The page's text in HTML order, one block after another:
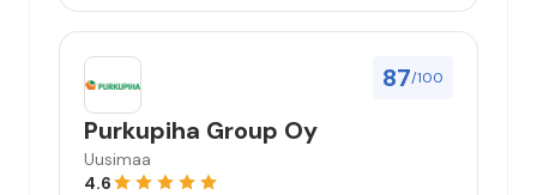
87/100
Purkupiha Group Oy
Uusimaa
4.6